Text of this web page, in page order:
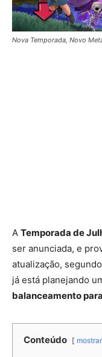
Nova Temporada, Novo
A Temporada de
ser anunciada, e
atualização,
já está planejando
balanceamento
Conteúdo mostrar